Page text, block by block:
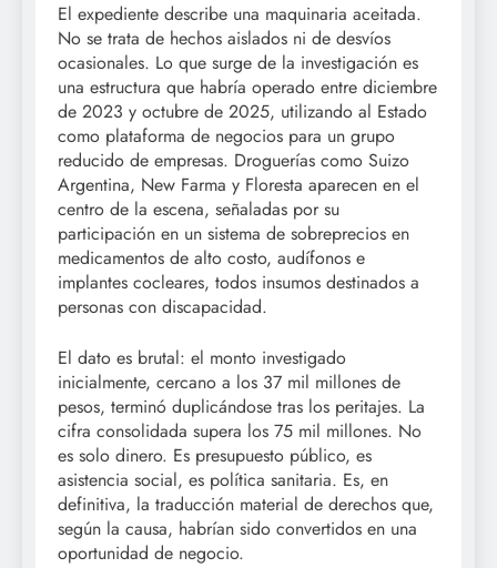
El expediente describe una maquinaria aceitada.
No se trata de hechos aislados ni de desvíos
ocasionales. Lo que surge de la investigación es
una estructura que habría operado entre diciembre
de 2023 y octubre de 2025, utilizando al Estado
como plataforma de negocios para un grupo
reducido de empresas. Droguerías como Suizo
Argentina, New Farma y Floresta aparecen en el
centro de la escena, señaladas por su
participación en un sistema de sobreprecios en
medicamentos de alto costo, audífonos e
implantes cocleares, todos insumos destinados a
personas con discapacidad.
El dato es brutal: el monto investigado
inicialmente, cercano a los 37 mil millones de
pesos, terminó duplicándose tras los peritajes. La
cifra consolidada supera los 75 mil millones. No
es solo dinero. Es presupuesto público, es
asistencia social, es política sanitaria. Es, en
definitiva, la traducción material de derechos que,
según la causa, habrían sido convertidos en una
oportunidad de negocio.